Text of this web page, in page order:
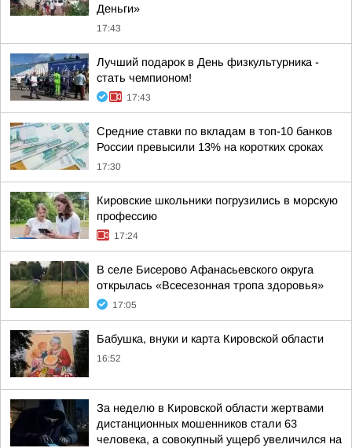
Деньги»
17:43
Лучший подарок в День физкультурника -
стать чемпионом!
17:43
Средние ставки по вкладам в топ-10 банков
России превысили 13% на коротких сроках
17:30
Кировские школьники погрузились в морскую
профессию
17:24
В селе Бисерово Афанасьевского округа
открылась «Всесезонная тропа здоровья»
17:05
Бабушка, внуки и карта Кировской области
16:52
За неделю в Кировской области жертвами
дистанционных мошенников стали 63
человека, а совокупный ущерб увеличился на